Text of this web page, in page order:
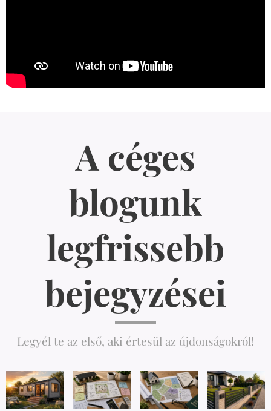
A céges
blogunk
legfrissebb
bejegyzései
Legyél te az első, aki értesül az újdonságokról!